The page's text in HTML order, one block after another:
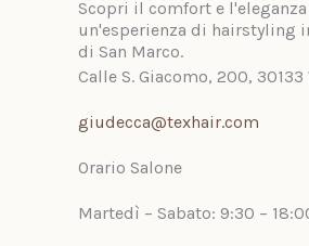
Scopri il comfort e
un'esperienza di hairstyling
di San Marco.
Calle S. Giacomo, 200, 30133
giudecca@texhair.com
Orario Salone
Martedì – Sabato: 9:30 –